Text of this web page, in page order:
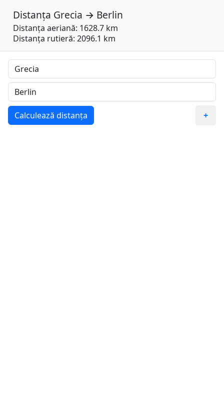
Distanța Grecia → Berlin
Distanța aeriană: 1628.7 km
Distanța rutieră: 2096.1 km
Calculează distanța +